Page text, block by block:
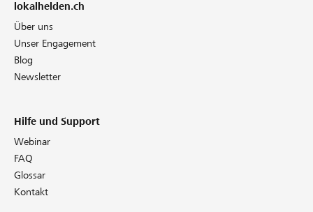
lokalhelden.ch
Über uns
Unser Engagement
Blog
Newsletter
Hilfe und Support
Webinar
FAQ
Glossar
Kontakt